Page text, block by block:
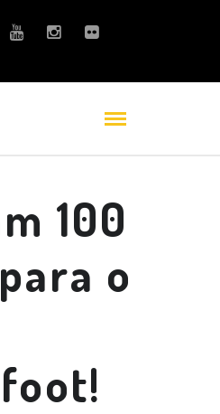
100
o